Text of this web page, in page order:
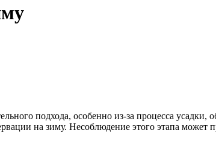
подхода, особенно из-за процесса усадки,
на зиму. Несоблюдение этого этапа может